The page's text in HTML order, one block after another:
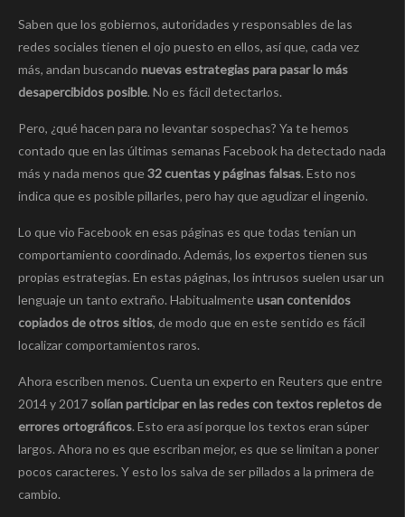
Saben que los gobiernos, autoridades y responsables de las
redes sociales tienen el ojo puesto en ellos, así que, cada vez
más, andan buscando nuevas estrategias para pasar lo más
desapercibidos posible. No es fácil detectarlos.
Pero, ¿qué hacen para no levantar sospechas? Ya te hemos
contado que en las últimas semanas Facebook ha detectado nada
más y nada menos que32 cuentas y páginas falsas. Esto nos
indica que es posible pillarles, pero hay que agudizar el ingenio.
Lo que vio Facebook en esas páginas es que todas tenían un
comportamiento coordinado. Además, los expertos tienen sus
propias estrategias. En estas páginas, los intrusos suelen usar un
lenguaje un tanto extraño. Habitualmenteusan contenidos
copiados de otros sitios, de modo que en este sentido es fácil
localizar comportamientos raros.
Ahora escriben menos. Cuenta un experto en Reuters que entre
2014 y 2017 solían participar en las redes con textos repletos de
errores ortográficos. Esto era así porque los textos eran súper
largos. Ahora no es que escriban mejor, es que se limitan a poner
pocos caracteres. Y esto los salva de ser pillados a la primera de
cambio.